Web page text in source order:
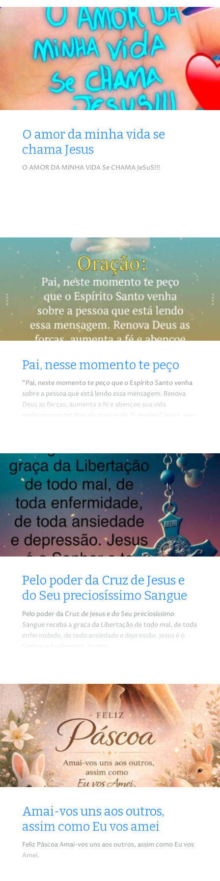
O amor da minha vida se
chama Jesus
O AMOR DA MiNHA ViDA Se CHAMA JeSuS!!!
Pai, nesse momento te peço
“Pai, neste momento te peço que o Espírito Santo venha
sobre a pessoa que está lendo essa mensagem. Renova
Deus as forças, aumenta a fé e abençoe sua vida
poderosamente! Pois ela precisa de Ti. Amém!” Jesus, meu
Pelo poder da Cruz de Jesus e
do Seu preciosíssimo Sangue
Pelo poder da Cruz de Jesus e do Seu preciosíssimo
Sangue receba a graça da Libertação de todo mal, de toda
enfermidade, de toda ansiedade e depressão. Jesus é o
Amai-vos uns aos outros,
assim como Eu vos amei
Feliz Páscoa Amai-vos uns aos outros, assim como Eu vos
Amei.